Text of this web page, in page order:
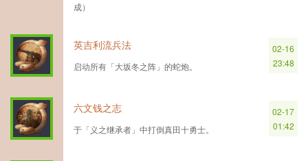
成）
英吉利流兵法
启动所有「大坂冬之阵」的蛇炮。
02-16
23:48
六文钱之志
于「义之继承者」中打倒真田十勇士。
02-17
01:42